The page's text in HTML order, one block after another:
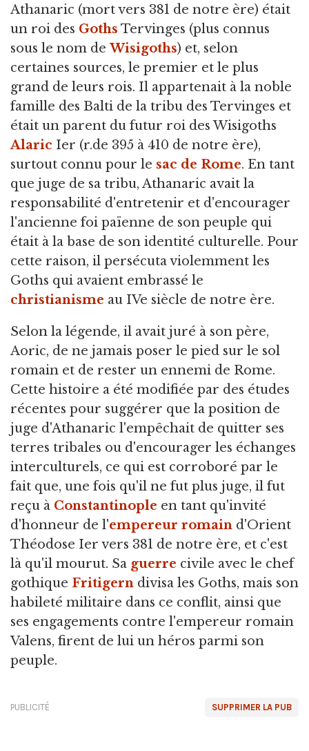
Athanaric (mort vers 381 de notre ère) était
un roi des Goths Tervinges (plus connus
sous le nom deWisigoths) et, selon
certaines sources, le premier et le plus
grand de leurs rois. Il appartenait à la noble
famille des Balti de la tribu des Tervinges et
était un parent du futur roi des Wisigoths
Alaric Ier (r.de 395 à 410 de notre ère),
surtout connu pour le sac de Rome. En tant
que juge de sa tribu, Athanaric avait la
responsabilité d'entretenir et d'encourager
l'ancienne foi païenne de son peuple qui
était à la base de son identité culturelle. Pour
cette raison, il persécuta violemment les
Goths qui avaient embrassé le
christianisme au IVe siècle de notre ère.
Selon la légende, il avait juré à son père,
Aoric, de ne jamais poser le pied sur le sol
romain et de rester un ennemi de Rome.
Cette histoire a été modifiée par des études
récentes pour suggérer que la position de
juge d'Athanaric l'empêchait de quitter ses
terres tribales ou d'encourager les échanges
interculturels, ce qui est corroboré par le
fait que, une fois qu'il ne fut plus juge, il fut
reçu à Constantinople en tant qu'invité
d'honneur de l'empereur romain d'Orient
Théodose Ier vers 381 de notre ère, et c'est
là qu'il mourut. Sa guerre civile avec le chef
gothique Fritigern divisa les Goths, mais son
habileté militaire dans ce conflit, ainsi que
ses engagements contre l'empereur romain
Valens, firent de lui un héros parmi son
peuple.
SUPPRIMER LA PUB
PUBLICITÉ